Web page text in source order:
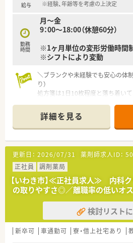
が活躍されています。
た調剤機器を設置。
給与 ※経験、年齢等を考慮の上決定
勤務
時間
月～金
9：00～18:00（休憩60分）
※1ヶ月単位の変形労働時間
※シフトにより変動
＼ブランクや未経験でも安心の体
り）
処方箋は1日10枚程度と落ち着い
持って再スタートを切れますよ！
＊------------------------------------------＊
【店舗情報と応需状況について】
■いわき駅から徒歩15分に位置し
から20枚程度と比較的落ち着いた
■開局時間は月曜日から金曜日の
り、土日祝休みのため生活リズムを
■医療事務が配属されているため
き、丁寧な服薬指導を通じて地域
【募集背景と求める人物像について
■東北エリアでの新規出店を加速
来の管理薬剤師候補となる正社員
す。
詳細を見る
更新日： 2026/07/31 薬剤師求人ID：
正社員
調剤薬局
【いわき市】≪正社員求人≫ 内科
の取りやすさ◎／離職率の低いオ
検討リスト
新卒可 車通勤可 寮・借上社宅あり